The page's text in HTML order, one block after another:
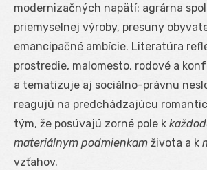
modernizačných napätí: agrárna
priemyselnej výroby, presuny
emancipačné ambície. Literatúra
prostredie, malomesto, rodové a
a tematizuje aj sociálno-právnu
reagujú na predchádzajúcu
tým, že posúvajú zorné pole k
materiálnym podmienkam života a k
vzťahov.